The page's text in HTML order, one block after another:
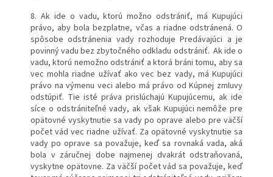
8. Ak ide o vadu, ktorú možno odstrániť, má Kupujúci
právo, aby bola bezplatne, včas a riadne odstránená. O
spôsobe odstránenia vady rozhoduje Predávajúci a je
povinný vadu bez zbytočného odkladu odstrániť. Ak ide o
vadu, ktorú nemožno odstrániť a ktorá bráni tomu, aby sa
vec mohla riadne užívať ako vec bez vady, má Kupujúci
právo na výmenu veci alebo má právo od Kúpnej zmluvy
odstúpiť. Tie isté práva prislúchajú Kupujúcemu, ak ide
síce o odstrániteľné vady, ak však Kupujúci nemôže pre
opätovné vyskytnutie sa vady po oprave alebo pre väčší
počet vád vec riadne užívať. Za opätovné vyskytnutie sa
vady po oprave sa považuje, keď sa rovnaká vada, aká
bola v záručnej dobe najmenej dvakrát odstraňovaná,
vyskytne opätovne. Za väčší počet vád sa považuje, keď